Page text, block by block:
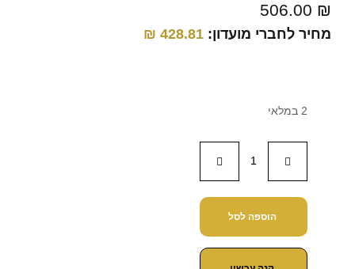
506.00 ₪
מחיר לחברי מועדון: 428.81
₪
2 במלאי
הוספה לסל